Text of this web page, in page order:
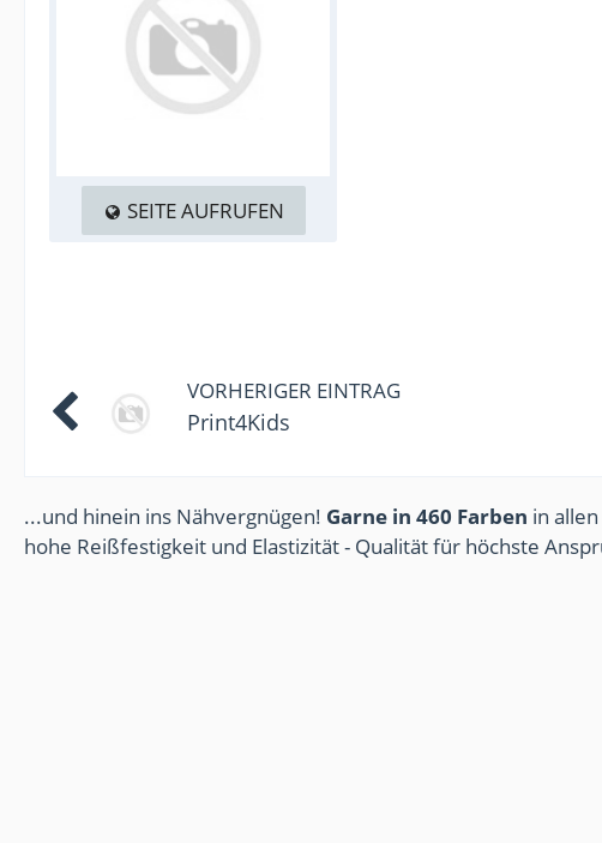
SEITE AUFRUFEN
VORHERIGER EINTRAG
Print4Kids
...und hinein ins Nähvergnügen! Garne in 460 Farben in
hohe Reißfestigkeit und Elastizität - Qualität für höchste